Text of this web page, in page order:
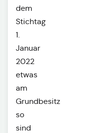
dem
Stichtag
1.
Januar
2022
etwas
am
Grundbesitz
so
sind